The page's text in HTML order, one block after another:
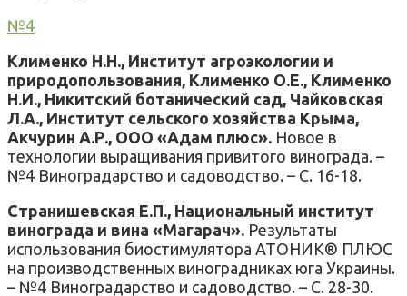
№4
Клименко Н.Н., Институт агроэкологии и
природопользования, Клименко О.Е., Клименко
Н.И., Никитский ботанический сад, Чайковская
Л.А., Институт сельского хозяйства Крыма,
Акчурин А.Р., ООО «Адам плюс». Новое в
технологии выращивания привитого винограда. –
№4 Виноградарство и садоводство. – С. 16-18.
Странишевская Е.П., Национальный институт
винограда и вина «Магарач». Результаты
использования биостимулятора АТОНИК® ПЛЮС
на производственных виноградниках юга Украины.
– №4 Виноградарство и садоводство. – С. 28-30.